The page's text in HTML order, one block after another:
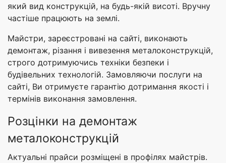
який вид конструкцій, на будь-якій висоті. Вручну
частіше працюють на землі.
Майстри, зареєстровані на сайті, виконають
демонтаж, різання і вивезення металоконструкцій,
строго дотримуючись техніки безпеки і
будівельних технологій. Замовляючи послуги на
сайті, Ви отримуєте гарантію дотримання якості і
термінів виконання замовлення.
Розцінки на демонтаж
металоконструкцій
Актуальні прайси розміщені в профілях майстрів.